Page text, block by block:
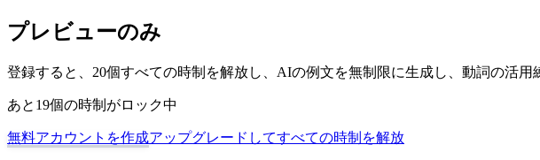
プレビューのみ
登録すると、20個すべての時制を解放し、AIの例文を無制限に生成し、動詞の活
あと19個の時制がロック中
無料アカウントを作成アップグレードしてすべての時制を解放